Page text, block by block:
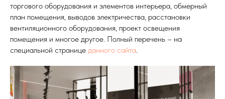
торгового оборудования и элементов интерьера, обмерный
план помещения, выводов электричества, расстановки
вентиляционного оборудования, проект освещения
помещения и многое другое. Полный перечень – на
специальной странице данного сайта.